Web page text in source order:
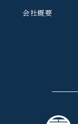
会社概要